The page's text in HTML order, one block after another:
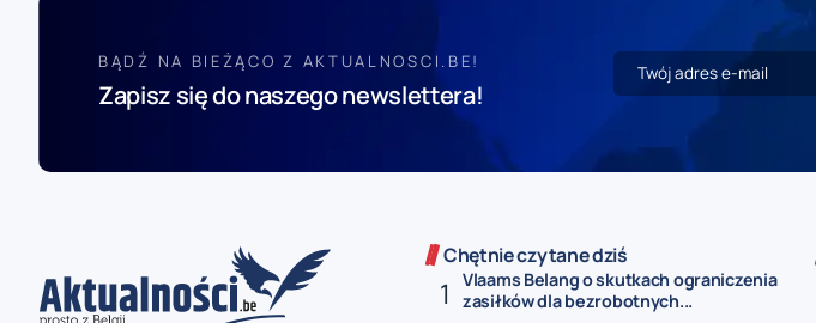
BĄDŹ NA BIEŻĄCO Z AKTUALNOSCI.BE!
Zapisz się do naszego newslettera!
Chętnie czytane dziś
Vlaams Belang o skutkach ograniczenia
zasiłków dla bezrobotnych...